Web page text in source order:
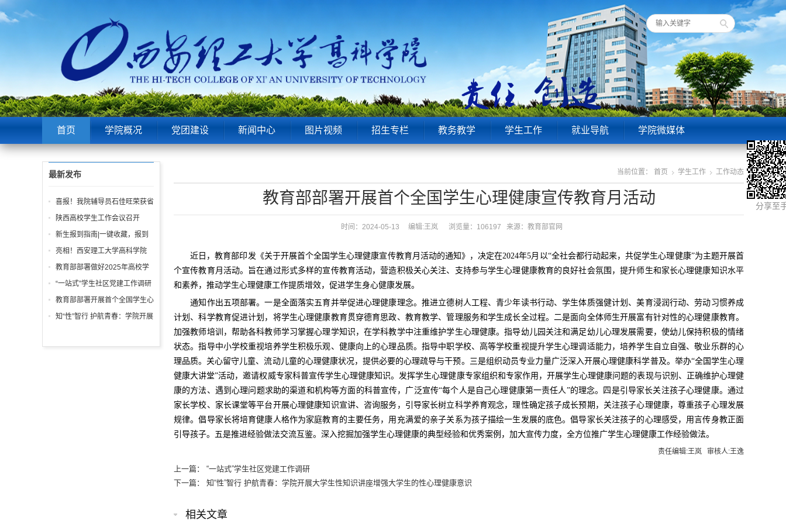
首页 学院概况 党团建设 新闻中心 图片视频 招生专栏 教务教学 学生工作 就业导航 学院微媒体
当前位置： 首页 学生工作 工作动态
分享至
教育部部署开展首个全国学生心理健康宣传教育月活动
时间：2024-05-13 编辑:王岚 浏览量：106197 来源：教育部官网
近日，教育部印发《关于开展首个全国学生心理健康宣传教育月活动的通知》，决定在2024年5月以“全社会都行动起来，共促学生心理健康”为主题开展首
个宣传教育月活动。旨在通过形式多样的宣传教育活动，营造积极关心关注、支持参与学生心理健康教育的良好社会氛围，提升师生和家长心理健康知识水平
和素养，推动学生心理健康工作提质增效，促进学生身心健康发展。
通知作出五项部署。一是全面落实五育并举促进心理健康理念。推进立德树人工程、青少年读书行动、学生体质强健计划、美育浸润行动、劳动习惯养成
计划、科学教育促进计划，将学生心理健康教育贯穿德育思政、教育教学、管理服务和学生成长全过程。二是面向全体师生开展富有针对性的心理健康教育。
加强教师培训，帮助各科教师学习掌握心理学知识，在学科教学中注重维护学生心理健康。指导幼儿园关注和满足幼儿心理发展需要，使幼儿保持积极的情绪
状态。指导中小学校重视培养学生积极乐观、健康向上的心理品质。指导中职学校、高等学校重视提升学生心理调适能力，培养学生自立自强、敬业乐群的心
理品质。关心留守儿童、流动儿童的心理健康状况，提供必要的心理疏导与干预。三是组织动员专业力量广泛深入开展心理健康科学普及。举办“全国学生心理
健康大讲堂”活动，邀请权威专家科普宣传学生心理健康知识。发挥学生心理健康专家组织和专家作用，开展学生心理健康问题的表现与识别、正确维护心理健
康的方法、遇到心理问题求助的渠道和机构等方面的科普宣传，广泛宣传“每个人是自己心理健康第一责任人”的理念。四是引导家长关注孩子心理健康。通过
家长学校、家长课堂等平台开展心理健康知识宣讲、咨询服务，引导家长树立科学养育观念，理性确定孩子成长预期，关注孩子心理健康，尊重孩子心理发展
规律。倡导家长将培育健康人格作为家庭教育的主要任务，用充满爱的亲子关系为孩子描绘一生发展的底色。倡导家长关注孩子的心理感受，用言传身教正面
引导孩子。五是推进经验做法交流互鉴。深入挖掘加强学生心理健康的典型经验和优秀案例，加大宣传力度，全方位推广学生心理健康工作经验做法。
责任编辑:王岚 审核人:王逸
上一篇： “一站式”学生社区党建工作调研
下一篇： 知“性”智行 护航青春：学院开展大学生性知识讲座增强大学生的性心理健康意识
相关文章
最新发布
喜报！我院辅导员石佳旺荣获省
级“优秀风采”奖！
陕西高校学生工作会议召开‌
新生报到指南|一键收藏，报到
日不迷路
亮相！西安理工大学高科学院
2025级新生辅导员已上线
教育部部署做好2025年高校学
生征兵宣传工作
“一站式”学生社区党建工作调研
教育部部署开展首个全国学生心
理健康宣传教育月活动
知“性”智行 护航青春：学院开展
性心理健康意识